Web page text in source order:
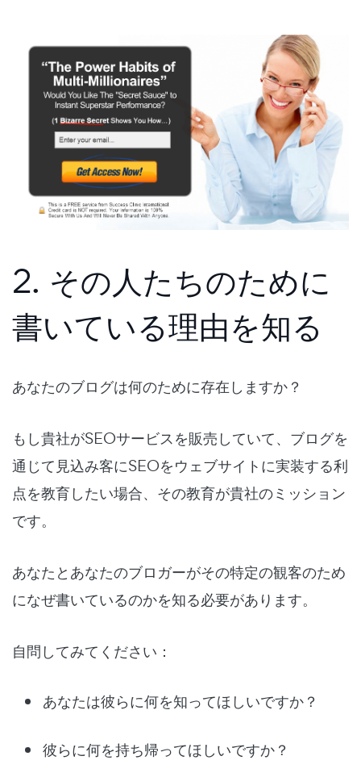
2. その人たちのために
書いている理由を知る
あなたのブログは何のために存在しますか？
もし貴社がSEOサービスを販売していて、ブログを
通じて見込み客にSEOをウェブサイトに実装する利
点を教育したい場合、その教育が貴社のミッション
です。
あなたとあなたのブロガーがその特定の観客のため
になぜ書いているのかを知る必要があります。
自問してみてください：
あなたは彼らに何を知ってほしいですか？
彼らに何を持ち帰ってほしいですか？